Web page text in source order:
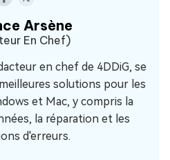
Arsène
En Chef)
en chef de 4DDiG, se
solutions pour les
et Mac, y compris la
la réparation et les
d'erreurs.